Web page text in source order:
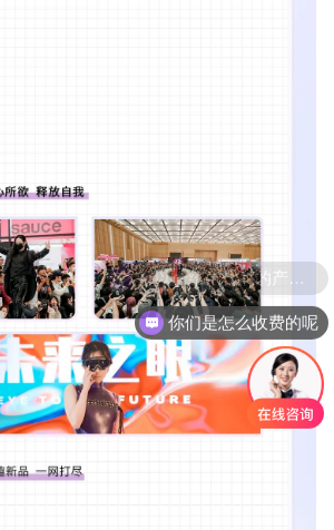
你们是怎么收费的呢